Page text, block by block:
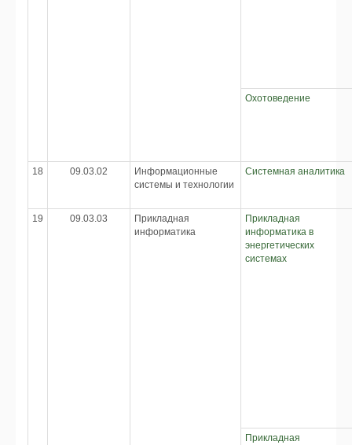
Охотоведение
18 09.03.02
Информационные
системы и технологии
Системная аналитика
19 09.03.03
Прикладная
информатика
Прикладная
информатика в
энергетических
системах
Прикладная